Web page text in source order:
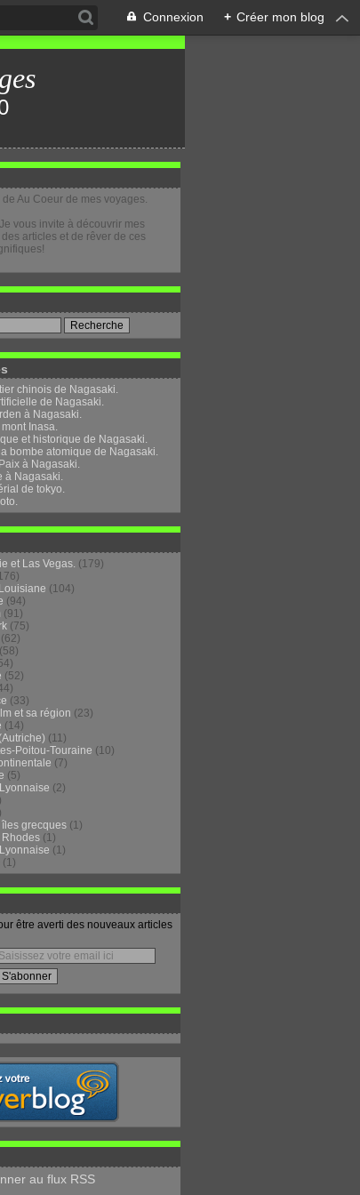
Connexion + Créer mon blog
de Au Coeur de mes voyages.
vous invite à découvrir mes
articles et de rêver de ces
chinois de Nagasaki.
de Nagasaki.
à Nagasaki.
Inasa.
et historique de Nagasaki.
bombe atomique de Nagasaki.
à Nagasaki.
à Nagasaki.
de tokyo.
et Las Vegas. (179)
(104)
(94)
(91)
(75)
(62)
(58)
(52)
(33)
et sa région (23)
(14)
(11)
Poitou-Touraine (10)
(7)
(5)
(2)
grecques (1)
(1)
(1)
(1)
être averti des nouveaux articles
au flux RSS